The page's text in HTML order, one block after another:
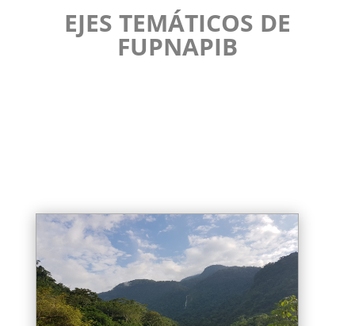
EJES TEMÁTICOS DE
FUPNAPIB